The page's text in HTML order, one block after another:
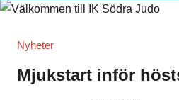
Nyheter
Mjukstart inför